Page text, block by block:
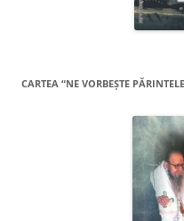
CARTEA “NE VORBEŞTE